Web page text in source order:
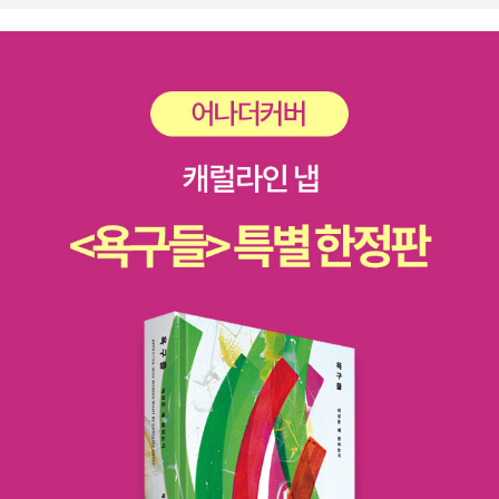
하면 글을 좀 더 쉽게 쓸 수 있는지에 대해 소개하고 있다.구조 짜
할 것은 무엇인지, 그리고 실질적으로 글쓰기를 잘 하기 위한 구
상부터 개요, 자료조사, 내용 전개, 마무리, 퇴고까지. 전 글쓰기
과정에 대해 친절한 설명과 함께 '잘 쓰기 위한 팁'도 알려주고 있
다.p.203독후감과 서평의 차이는 무엇일까요. 독후감의 뜻풀이
를 해보면 '읽은 후의 느낌'이라는 의미입니다. 즉 책을 읽고 개인
적인 느낌이나 감상 혹은 생각 등을 자유롭게 쓰는 경수필이라고
을 평가한다'는 의미가 있습니다. 책을 조금 더 객관적인 관점에
서 바라보게 되지요.p.232인터뷰에는 그 사람의 인생에서 겪은
희로애락이 담겨 있습니다. 우리 모두가 비슷한 삶을 살아가고 있
기에 이에 대한 공감이나 감동이 크죠. 사업에 실패한 사업가의
반추 등 그들의 솔직한 심경을 담은 인터뷰에도 우리 마음은 움직
이기도 합니다. 인간은 늘 실패하면서 배우는 존재니까요.물론 글
고 한다. 그런면에서 내가 서평으로 칭하며 작성했던 글들은 독후
에서의 단기기억을 장기기억으로 옮겨 지혜로 발효시키는 역할,
즉 공부머리를 틔우게 되며, 지식영역을 확장시키면서 책의 장단
점을 익히며 지식퍼즐을 맞추게 된다. 그리고 마지막으로 저자의
주장과 자신의 생각을 결합하며 새로움, 즉 생각의 씨앗을 발견하
게 된다.​책을 내것으로 만들기위한 방법중의 하나가 서평이듯, 인
생을 살아가는 데 있어서 내가 성장하기를 원한다면 무엇보다 '글
기술이 아닙니다.배움을 갈무리하며 스스로 깨우치는 과정이자
자신만의 가치관을 키워주는 실천입니다.​